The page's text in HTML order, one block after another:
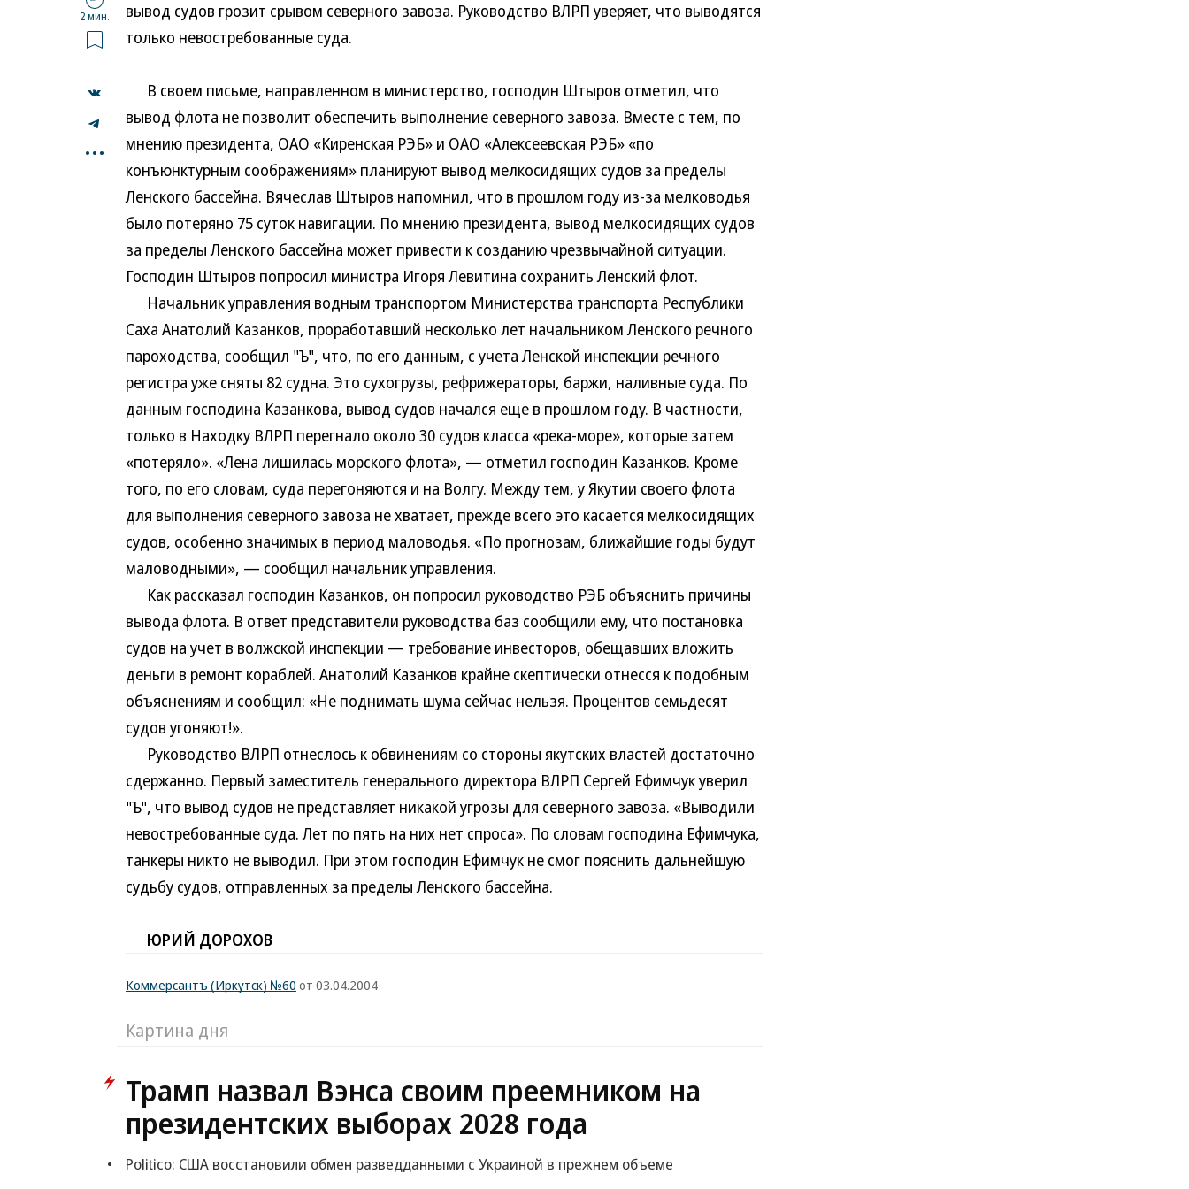
2 мин.
...
вывод судов грозит срывом северного завоза. Руководство ВЛРП уверяет, что выводятся
только невостребованные суда.
В своем письме, направленном в министерство, господин Штыров отметил, что
вывод флота не позволит обеспечить выполнение северного завоза. Вместе с тем, по
мнению президента, ОАО «Киренская РЭБ» и ОАО «Алексеевская РЭБ» «по
конъюнктурным соображениям» планируют вывод мелкосидящих судов за пределы
Ленского бассейна. Вячеслав Штыров напомнил, что в прошлом году из-за мелководья
было потеряно 75 суток навигации. По мнению президента, вывод мелкосидящих судов
за пределы Ленского бассейна может привести к созданию чрезвычайной ситуации.
Господин Штыров попросил министра Игоря Левитина сохранить Ленский флот.
Начальник управления водным транспортом Министерства транспорта Республики
Саха Анатолий Казанков, проработавший несколько лет начальником Ленского речного
пароходства, сообщил "Ъ", что, по его данным, с учета Ленской инспекции речного
регистра уже сняты 82 судна. Это сухогрузы, рефрижераторы, баржи, наливные суда. По
данным господина Казанкова, вывод судов начался еще в прошлом году. В частности,
только в Находку ВЛРП перегнало около 30 судов класса «река-море», которые затем
«потеряло». «Лена лишилась морского флота», — отметил господин Казанков. Кроме
того, по его словам, суда перегоняются и на Волгу. Между тем, у Якутии своего флота
для выполнения северного завоза не хватает, прежде всего это касается мелкосидящих
судов, особенно значимых в период маловодья. «По прогнозам, ближайшие годы будут
маловодными», — сообщил начальник управления.
Как рассказал господин Казанков, он попросил руководство РЭБ объяснить причины
вывода флота. В ответ представители руководства баз сообщили ему, что постановка
судов на учет в волжской инспекции — требование инвесторов, обещавших вложить
деньги в ремонт кораблей. Анатолий Казанков крайне скептически отнесся к подобным
объяснениям и сообщил: «Не поднимать шума сейчас нельзя. Процентов семьдесят
судов угоняют!».
Руководство ВЛРП отнеслось к обвинениям со стороны якутских властей достаточно
сдержанно. Первый заместитель генерального директора ВЛРП Сергей Ефимчук уверил
"Ъ", что вывод судов не представляет никакой угрозы для северного завоза. «Выводили
невостребованные суда. Лет по пять на них нет спроса». По словам господина Ефимчука,
танкеры никто не выводил. При этом господин Ефимчук не смог пояснить дальнейшую
судьбу судов, отправленных за пределы Ленского бассейна.
ЮРИЙ ДОРОХОВ
Коммерсантъ (Иркутск) №60 от 03.04.2004
Картина дня
Трамп назвал Вэнса своим преемником на
президентских выборах 2028 года
Politico: США восстановили обмен разведданными с Украиной в прежнем объеме